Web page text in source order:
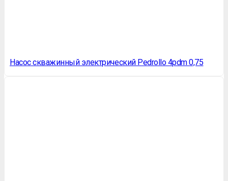
Насос скважинный электрический Pedrollo 4pdm 0,75